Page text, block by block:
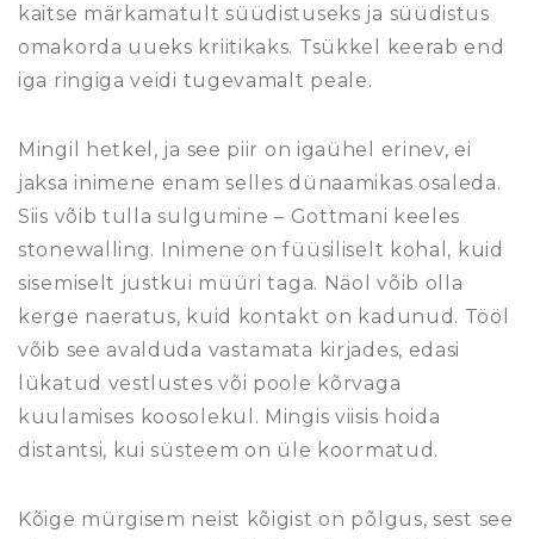
kaitse märkamatult süüdistuseks ja süüdistus
omakorda uueks kriitikaks. Tsükkel keerab end
iga ringiga veidi tugevamalt peale.
Mingil hetkel, ja see piir on igaühel erinev, ei
jaksa inimene enam selles dünaamikas osaleda.
Siis võib tulla sulgumine – Gottmani keeles
stonewalling. Inimene on füüsiliselt kohal, kuid
sisemiselt justkui müüri taga. Näol võib olla
kerge naeratus, kuid kontakt on kadunud. Tööl
võib see avalduda vastamata kirjades, edasi
lükatud vestlustes või poole kõrvaga
kuulamises koosolekul. Mingis viisis hoida
distantsi, kui süsteem on üle koormatud.
Kõige mürgisem neist kõigist on põlgus, sest see